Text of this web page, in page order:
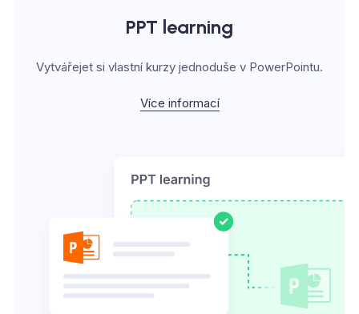
PPT learning
Vytvářejet si vlastní kurzy jednoduše v PowerPointu.
Více informací